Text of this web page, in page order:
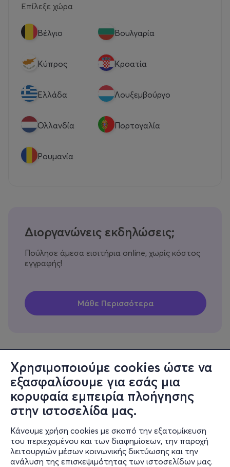
Χρησιμοποιούμε cookies ώστε να
εξασφαλίσουμε για εσάς μια
κορυφαία εμπειρία πλοήγησης
στην ιστοσελίδα μας.
Κάνουμε χρήση cookies με σκοπό την εξατομίκευση
του περιεχομένου και των διαφημίσεων, την παροχή
λειτουργιών μέσων κοινωνικής δικτύωσης και την
ανάλυση της επισκεψιμότητας των ιστοσελίδων μας.
Επίλεξε χώρα
Βέλγιο Βουλγαρία
Κύπρος Κροατία
Eλλάδα Λουξεμβούργο
Ολλανδία Πορτογαλία
Ρουμανία
Διοργανώνεις εκδηλώσεις;
Πούλησε άμεσα εισιτήρια online, χωρίς κόστος
εγγραφής!
Πληροφορίες
Υποστήριξη
Stay Connected